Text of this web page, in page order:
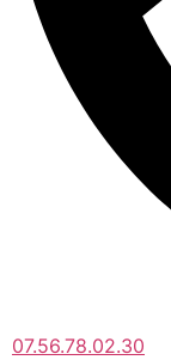
07.56.78.02.30